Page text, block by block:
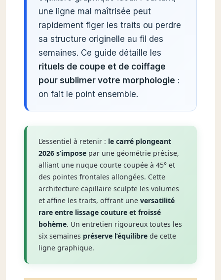
une ligne mal maîtrisée peut
rapidement figer les traits ou perdre
sa structure originelle au fil des
semaines. Ce guide détaille les
rituels de coupe et de coiffage
pour sublimer votre morphologie :
on fait le point ensemble.
L’essentiel à retenir : le carré plongeant
2026 s’imposepar une géométrie précise,
alliant une nuque courte coupée à 45° et
des pointes frontales allongées. Cette
architecture capillaire sculpte les volumes
et affine les traits, offrant une versatilité
rare entre lissage couture et froissé
bohème. Un entretien rigoureux toutes les
six semaines préserve l’équilibrede cette
ligne graphique.